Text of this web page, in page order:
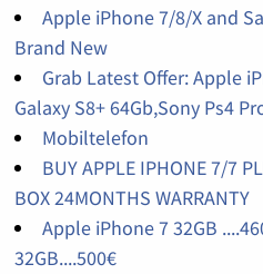
Apple iPhone 7/8/X and
Brand New
Grab Latest Offer: Apple
Galaxy S8+ 64Gb,Sony Ps4
Mobiltelefon
BUY APPLE IPHONE 7/7
BOX 24MONTHS WARRANTY
Apple iPhone 7 32GB
32GB....500€